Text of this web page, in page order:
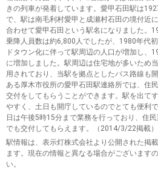
きの列車が発着しています。愛甲石田駅は
で、駅は南毛利村愛甲と成瀬村石田の境付近
合わせて愛甲石田という駅名になりました。
乗降人員数は約6,800人でしたが、1980年代
ドタウン化に伴って駅周辺の人口が増加し、
に増加しました。駅周辺は住宅地が多いため
用されており、当駅を拠点としたバス路線も
ある厚木市役所の愛甲石田駅連絡所では、住
交付をしてもらうことができます。駅を出て
やすく、土日も開庁しているのでとても便利
日は午後5時15分まで業務を行っており、住
でも交付してもらえます。（2014/3/22掲載）
駅情報は、表示灯株式会社より公開された掲
ます。現在の情報と異なる場合がございます
い。